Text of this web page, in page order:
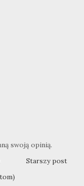
swoją opinią.
Starszy post